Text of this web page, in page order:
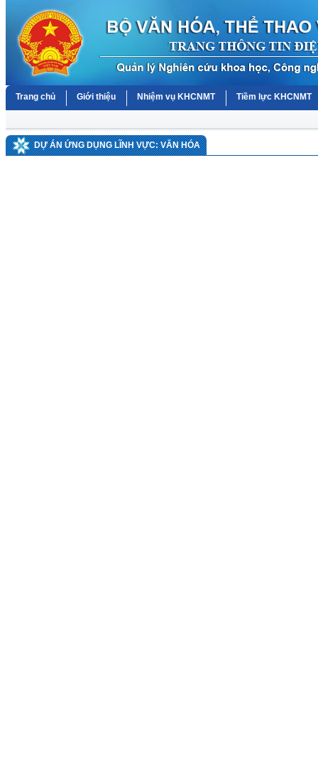
Trang chủ Giới thiệu Nhiệm vụ KHCNMT Tiềm lực KHCNMT
DỰ ÁN ỨNG DỤNG LĨNH VỰC: VĂN HÓA